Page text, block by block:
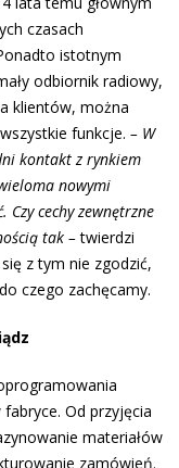
czasach
istotnym
odbiornik radiowy,
klientów, można
funkcje. – W
kontakt z rynkiem
nowymi
Czy cechy zewnętrzne
tak –twierdzi
z tym nie zgodzić,
czego zachęcamy.
Od przyjęcia
materiałów
zamówień.